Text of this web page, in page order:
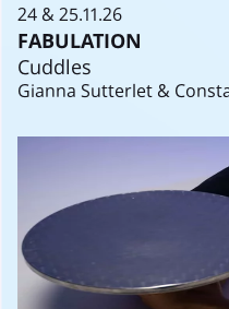
24 & 25.11.26
FABULATION
Cuddles
Gianna Sutterlet &